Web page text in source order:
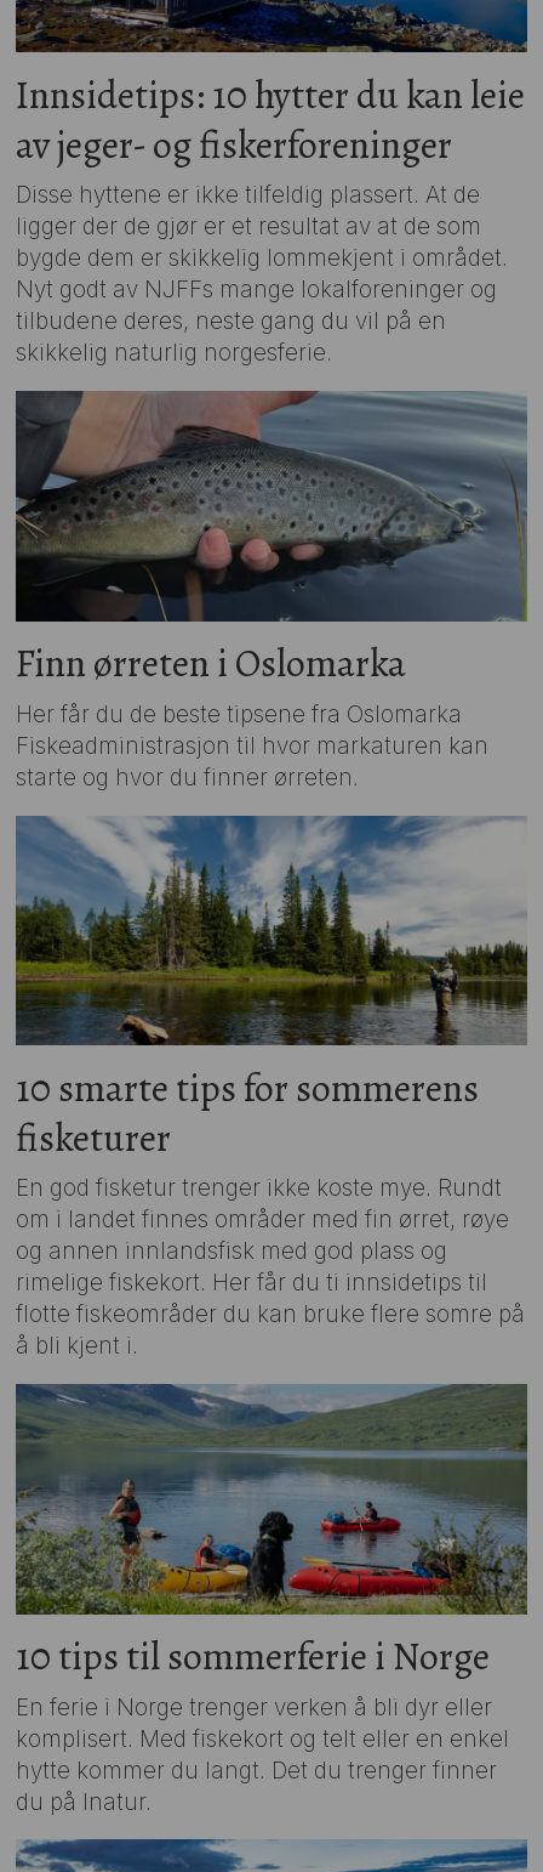
Innsidetips: 10 hytter du kan leie
av jeger- og fiskerforeninger
Disse hyttene er ikke tilfeldig plassert. At de
ligger der de gjør er et resultat av at de som
bygde dem er skikkelig lommekjent i området.
Nyt godt av NJFFs mange lokalforeninger og
tilbudene deres, neste gang du vil på en
skikkelig naturlig norgesferie.
Finn ørreten i Oslomarka
Her får du de beste tipsene fra Oslomarka
Fiskeadministrasjon til hvor markaturen kan
starte og hvor du finner ørreten.
10 smarte tips for sommerens
fisketurer
En god fisketur trenger ikke koste mye. Rundt
om i landet finnes områder med fin ørret, røye
og annen innlandsfisk med god plass og
rimelige fiskekort. Her får du ti innsidetips til
flotte fiskeområder du kan bruke flere somre på
å bli kjent i.
10 tips til sommerferie i Norge
En ferie i Norge trenger verken å bli dyr eller
komplisert. Med fiskekort og telt eller en enkel
hytte kommer du langt. Det du trenger finner
du på Inatur.